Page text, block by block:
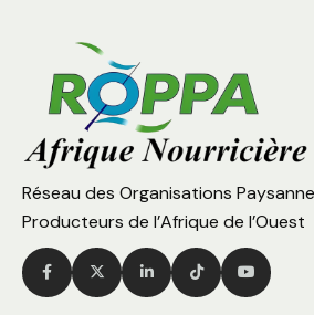
Réseau des Organisations
Producteurs de l’Afrique de l’Ouest